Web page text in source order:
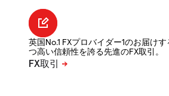
英国No.1 FXプロバイダー1のお届け
つ高い信頼性を誇る先進のFX取引。